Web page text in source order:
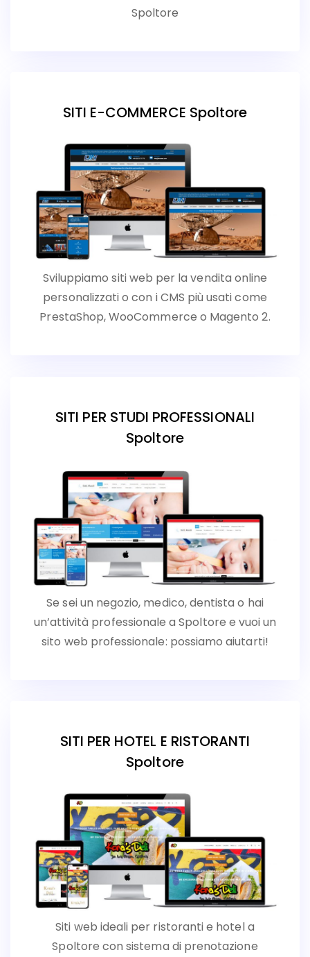
Spoltore
SITI E-COMMERCE Spoltore
Sviluppiamo siti web per la vendita online
personalizzati o con i CMS più usati come
PrestaShop, WooCommerce o Magento 2.
SITI PER STUDI PROFESSIONALI
Spoltore
Se sei un negozio, medico, dentista o hai
un’attività professionale a Spoltore e vuoi un
sito web professionale: possiamo aiutarti!
SITI PER HOTEL E RISTORANTI
Spoltore
Siti web ideali per ristoranti e hotel a
Spoltore con sistema di prenotazione